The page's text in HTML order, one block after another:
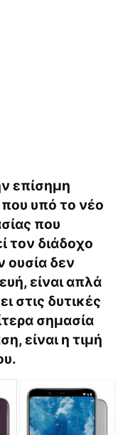
επίσημη
υπό το νέο
που
τον διάδοχο
ουσία δεν
είναι απλά
στις δυτικές
σημασία
είναι η τιμή